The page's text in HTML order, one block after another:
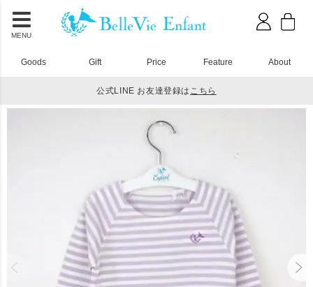
MENU
Goods Gift Price Feature About
公式LINE お友達登録は こちら
シェリ ロングスリーブTシャツ パープル 100cm